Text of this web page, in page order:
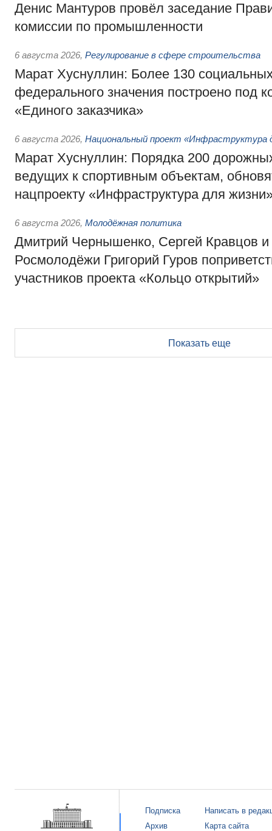
Денис Мантуров провёл заседание
комиссии по промышленности
6 августа 2026, Регулирование в сфере строительства
Марат Хуснуллин: Более 130
федерального значения построено под
«Единого заказчика»
6 августа 2026, Национальный проект «Инфраструктура
Марат Хуснуллин: Порядка 200
ведущих к спортивным объектам,
нацпроекту «Инфраструктура для
6 августа 2026, Молодёжная политика
Дмитрий Чернышенко, Сергей Кравцов и
Росмолодёжи Григорий Гуров
участников проекта «Кольцо открытий»
Показать еще
Подписка
Архив
Написать в
Карта сайта